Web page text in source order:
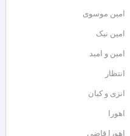
امین موسوی
امین نیک
امین و امید
انتظار
انزی و کیان
اهورا
اهورا قاضی